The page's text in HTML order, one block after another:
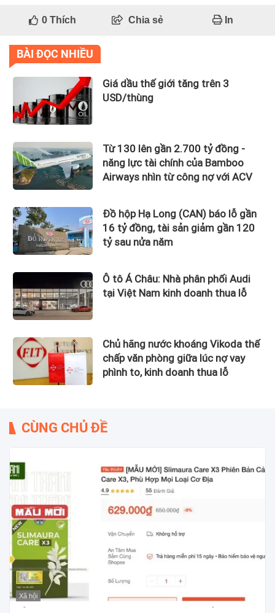
0Thích Chia sẻ In
BÀI ĐỌC NHIỀU
Giá dầu thế giới tăng trên 3
USD/thùng
Từ 130 lên gần 2.700 tỷ đồng -
năng lực tài chính của Bamboo
Airways nhìn từ công nợ với ACV
Đồ hộp Hạ Long (CAN) báo lỗ gần
16 tỷ đồng, tài sản giảm gần 120
tỷ sau nửa năm
Ô tô Á Châu: Nhà phân phối Audi
tại Việt Nam kinh doanh thua lỗ
Chủ hãng nước khoáng Vikoda thế
chấp văn phòng giữa lúc nợ vay
phình to, kinh doanh thua lỗ
CÙNG CHỦ ĐỀ
Xã hội